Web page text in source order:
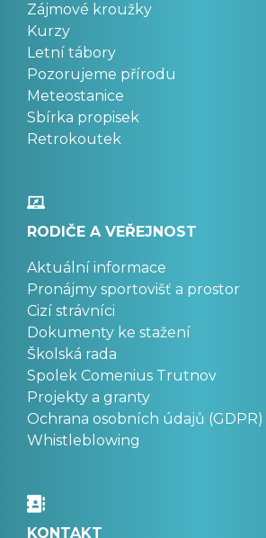
Zájmové kroužky
Kurzy
Letní tábory
Pozorujeme přírodu
Meteostanice
Sbírka propisek
Retrokoutek
RODIČE A VEŘEJNOST
Aktuální informace
Pronájmy sportovišť a prostor
Cizí strávníci
Dokumenty ke stažení
Školská rada
Spolek Comenius Trutnov
Projekty a granty
Ochrana osobních údajů (GDPR)
Whistleblowing
KONTAKT